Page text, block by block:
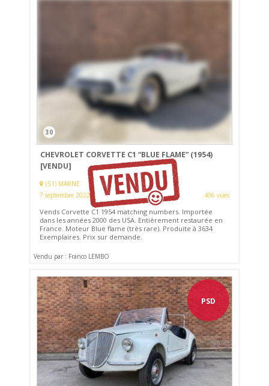
30
CHEVROLET CORVETTE C1 “BLUE FLAME” (1954)
[VENDU]
(51) MARNE
7 septembre 2022
406 vues
Vends Corvette C1 1954 matching numbers. Importée
dans les années 2000 des USA. Entièrement restaurée en
France. Moteur Blue flame (très rare). Produite à 3634
Exemplaires. Prix sur demande.
Vendu par : Franco LEMBO
PSD